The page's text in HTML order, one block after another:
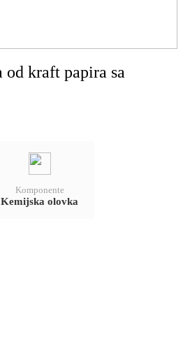
kraft papira sa
Komponente
Kemijska olovka